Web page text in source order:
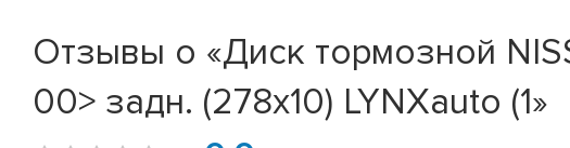
Отзывы о «Диск тормозной
00> задн. (278x10) LYNXauto (1»